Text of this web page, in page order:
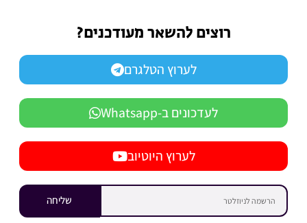
רוצים להשאר מעודכנים?
לערוץ הטלגרם
לעדכונים ב-Whatsapp
לערוץ היוטיוב
שליחה